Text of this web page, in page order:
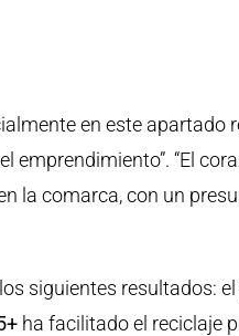
en este apartado
“El
la comarca, con un
siguientes resultados: el
ha facilitado el reciclaje